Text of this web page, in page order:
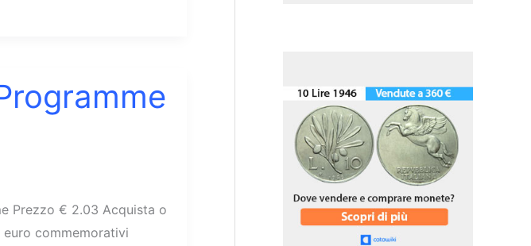
Prezzo € 2.03 Acquista o
euro commemorativi